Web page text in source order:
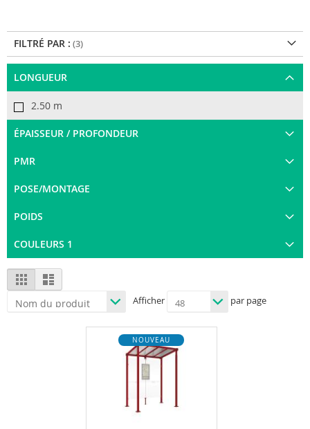
View
as
Grid List
Afficher par page
NOUVEAU
FILTRÉ PAR :
LONGUEUR
2.50 m
ÉPAISSEUR / PROFONDEUR
PMR
POSE/MONTAGE
POIDS
COULEURS 1